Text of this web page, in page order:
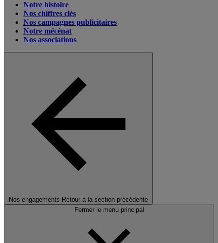
Notre histoire
Nos chiffres clés
Nos campagnes publicitaires
Notre mécénat
Nos associations
Nos engagements Retour à la section précédente
Fermer le menu principal